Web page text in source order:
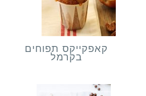
קאפקייקס תפוחים
בקרמל